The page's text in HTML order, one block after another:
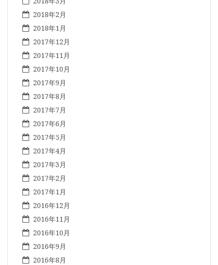
2018年2月
2018年1月
2017年12月
2017年11月
2017年10月
2017年9月
2017年8月
2017年7月
2017年6月
2017年5月
2017年4月
2017年3月
2017年2月
2017年1月
2016年12月
2016年11月
2016年10月
2016年9月
2016年8月